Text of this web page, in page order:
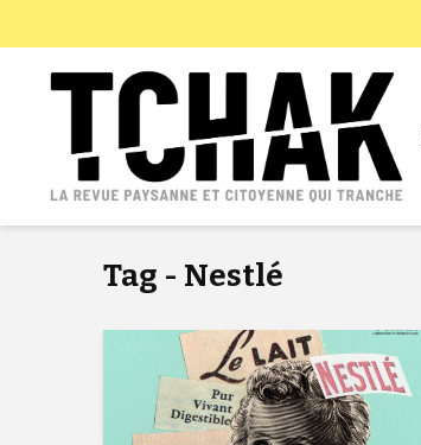
Tag - Nestlé